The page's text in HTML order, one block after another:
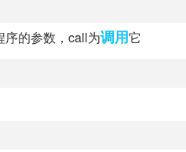
序的参数，call为调用它